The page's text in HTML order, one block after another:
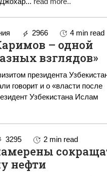
2966 4 min read
– одной
взглядов»
президента
говорит и о «власти после
3295 2 min read
нефти